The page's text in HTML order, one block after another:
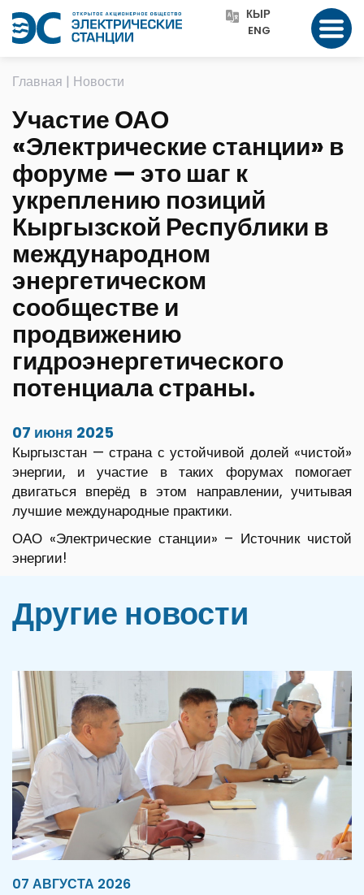
КЫР
ENG
Главная | Новости
Участие ОАО
«Электрические станции» в
форуме — это шаг к
укреплению позиций
Кыргызской Республики в
международном
энергетическом
сообществе и
продвижению
гидроэнергетического
потенциала страны.
07 июня 2025
Кыргызстан — страна с устойчивой долей «чистой»
энергии, и участие в таких форумах помогает
двигаться вперёд в этом направлении, учитывая
лучшие международные практики.
ОАО «Электрические станции» – Источник чистой
энергии!
Другие новости
07 АВГУСТА 2026